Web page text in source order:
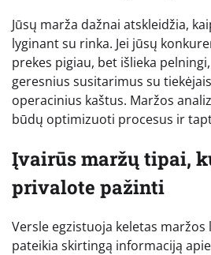
Jūsų marža dažnai atskleidžia,
lyginant su rinka. Jei jūsų
prekes pigiau, bet išlieka
geresnius susitarimus su
operacinius kaštus. Maržos
būdų optimizuoti procesus ir
Įvairūs maržų tipai,
privalote pažinti
Versle egzistuoja keletas maržos
pateikia skirtingą informaciją